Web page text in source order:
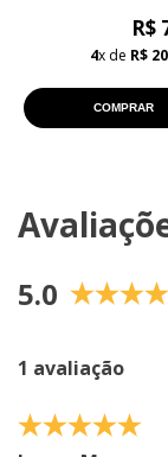
R$
4x de R$
COMPRAR
5.0
1 avaliação